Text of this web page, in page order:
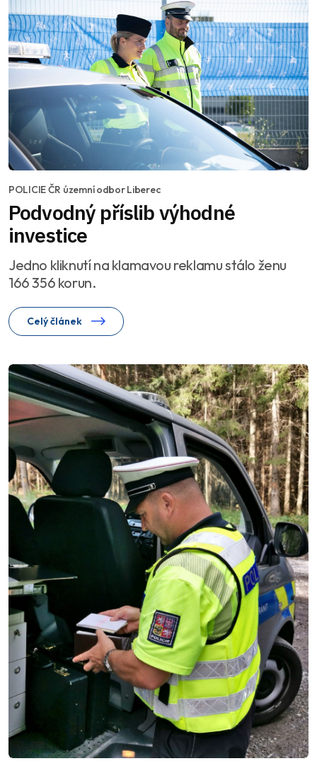
POLICIE ČR územní odbor Liberec
Podvodný příslib výhodné
investice
Jedno kliknutí na klamavou reklamu stálo ženu
166 356 korun.
Celý článek